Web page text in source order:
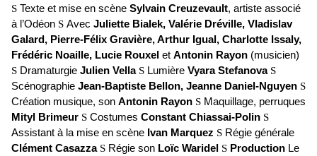
S Texte et mise en scène Sylvain Creuzevault, artiste associé
à l’Odéon S Avec Juliette Bialek, Valérie Dréville, Vladislav
Galard, Pierre-Félix Gravière, Arthur Igual, Charlotte Issaly,
Frédéric Noaille, Lucie Rouxel et Antonin Rayon (musicien)
S Dramaturgie Julien Vella S Lumière Vyara Stefanova S
Scénographie Jean-Baptiste Bellon, Jeanne Daniel-Nguyen S
Création musique, son Antonin Rayon S Maquillage, perruques
Mityl Brimeur S Costumes Constant Chiassai-Polin S
Assistant à la mise en scène Ivan Marquez S Régie générale
Clément Casazza S Régie son Loïc Waridel S Production Le